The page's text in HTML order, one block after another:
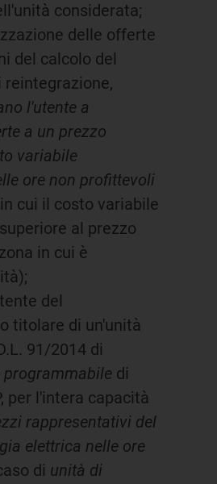
considerata;
delle offerte
del calcolo del
l'utente a
a un prezzo
variabile
ore non profittevoli
cui il costo variabile
al prezzo
in cui è
del
titolare di un'unità
91/2014 di
di
per l'intera capacità
rappresentativi del
elettrica nelle ore
di unità di